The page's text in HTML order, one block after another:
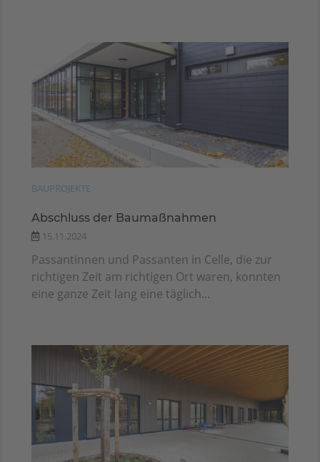
BAUPROJEKTE
Abschluss der Baumaßnahmen
15.11.2024
Passantinnen und Passanten in Celle, die zur
richtigen Zeit am richtigen Ort waren, konnten
eine ganze Zeit lang eine täglich...